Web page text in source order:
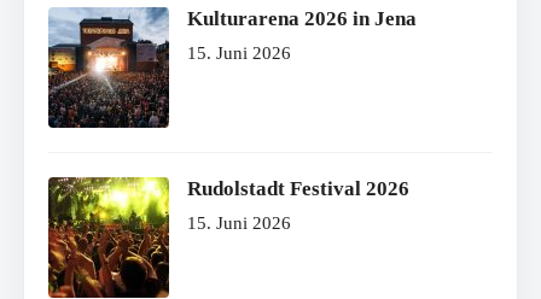
Kulturarena 2026 in Jena
15. Juni 2026
Rudolstadt Festival 2026
15. Juni 2026